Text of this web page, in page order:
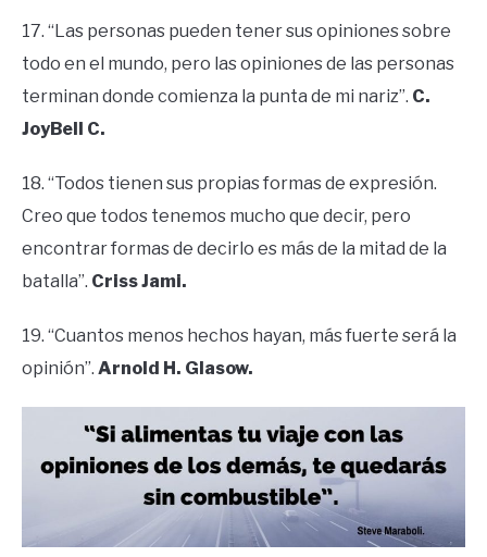
17. “Las personas pueden tener sus opiniones sobre
todo en el mundo, pero las opiniones de las personas
terminan donde comienza la punta de mi nariz”. C.
JoyBell C.
18. “Todos tienen sus propias formas de expresión.
Creo que todos tenemos mucho que decir, pero
encontrar formas de decirlo es más de la mitad de la
batalla”. Criss Jami.
19. “Cuantos menos hechos hayan, más fuerte será la
opinión”. Arnold H. Glasow.